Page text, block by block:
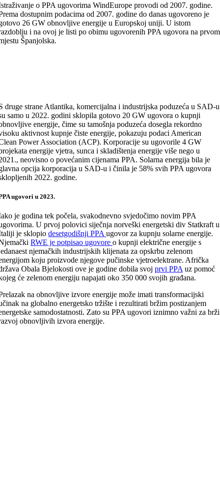
o PPA ugovorima WindEurope provodi od 2007. godine.
dostupnim podacima od 2007. godine do danas ugovoreno je
26 GW obnovljive energije u Europskoj uniji. U istom
i na ovoj je listi po obimu ugovorenih PPA ugovora na prvom
Španjolska.
druge strane Atlantika, komercijalna i industrijska poduzeća u SAD-u
samo u 2022. godini sklopila gotovo 20 GW ugovora o kupnji
energije, čime su tamošnja poduzeća dosegla rekordno
aktivnost kupnje čiste energije, pokazuju podaci American
Power Association (ACP). Korporacije su ugovorile 4 GW
energije vjetra, sunca i skladištenja energije više nego u
neovisno o povećanim cijenama PPA. Solarna energija bila je
opcija korporacija u SAD-u i činila je 58% svih PPA ugovora
2022. godine.
ugovori u 2023.
je godina tek počela, svakodnevno svjedočimo novim PPA
U prvoj polovici siječnja norveški energetski div Statkraft u
je sklopiodesetgodišnji PPAugovor za kupnju solarne energije.
RWE je potpisao ugovoreo kupnji električne energije s
njemačkih industrijskih klijenata za opskrbu zelenom
koju proizvode njegove pučinske vjetroelektrane. Afrička
Obala Bjelokosti ove je godine dobila svojprvi PPA uz pomoć
će zelenom energiju napajati oko 350 000 svojih građana.
na obnovljive izvore energije može imati transformacijski
na globalno energetsko tržište i rezultirati bržim postizanjem
samodostatnosti. Zato su PPA ugovori iznimno važni za brži
obnovljivih izvora energije.